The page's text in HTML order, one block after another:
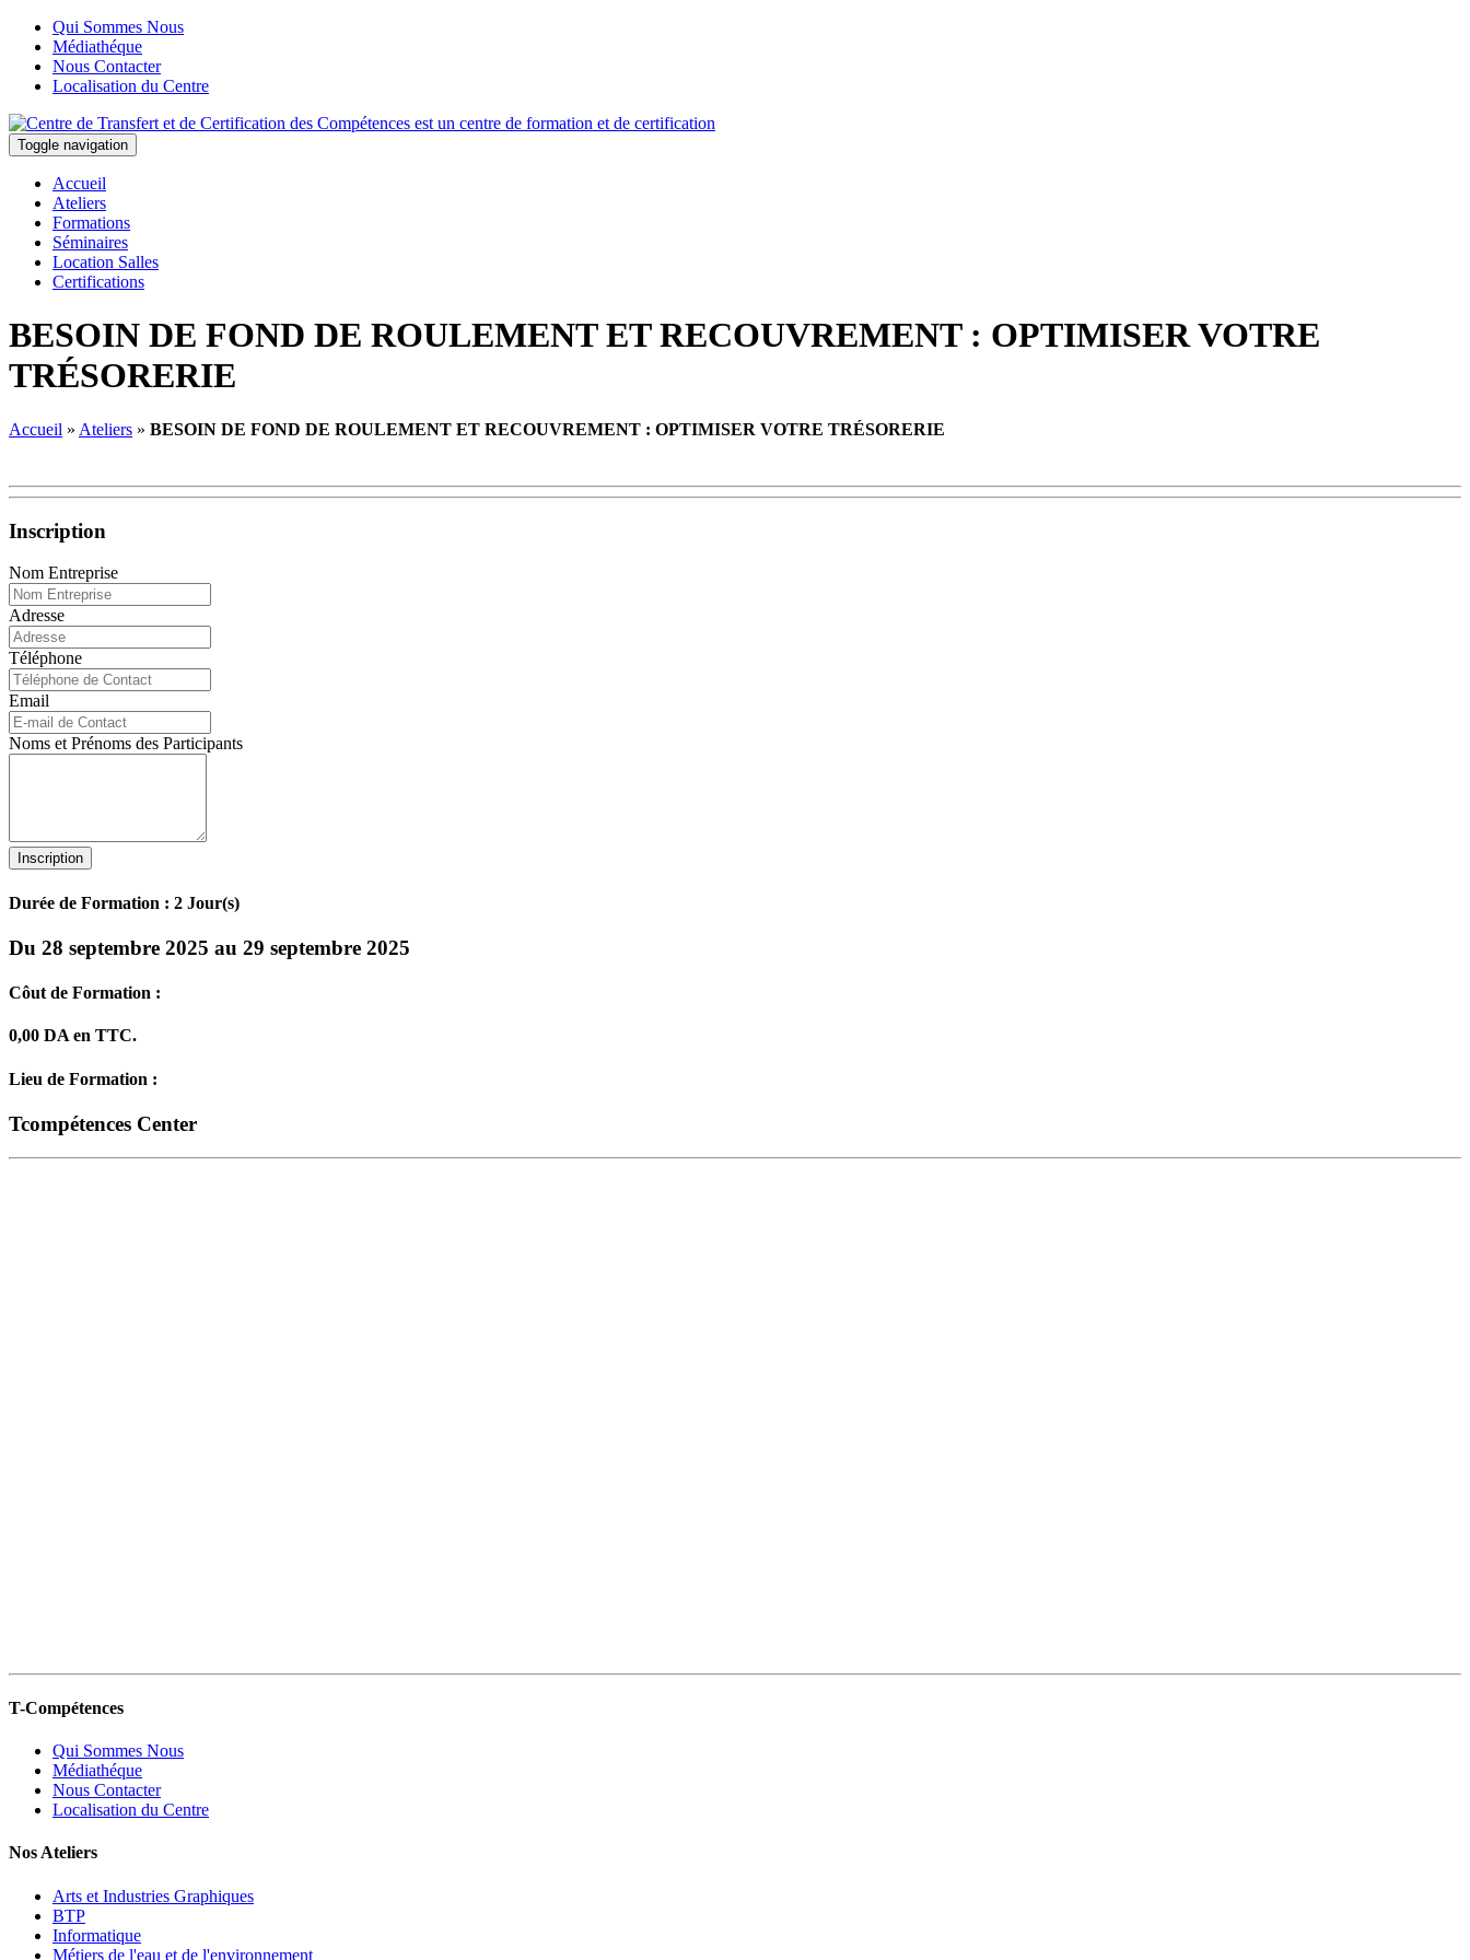
Qui Sommes Nous
Médiathéque
Nous Contacter
Localisation du Centre
Toggle navigation
Accueil
Ateliers
Formations
Séminaires
Location Salles
Certifications
BESOIN DE FOND DE ROULEMENT ET RECOUVREMENT : OPTIMISER VOTRE
TRÉSORERIE
Accueil » Ateliers » BESOIN DE FOND DE ROULEMENT ET RECOUVREMENT : OPTIMISER VOTRE TRÉSORERIE
Inscription
Nom Entreprise
Adresse
Téléphone
Email
Noms et Prénoms des Participants
Inscription
Durée de Formation : 2 Jour(s)
Du 28 septembre 2025 au 29 septembre 2025
Côut de Formation :
0,00 DA en TTC.
Lieu de Formation :
Tcompétences Center
T-Compétences
Qui Sommes Nous
Médiathéque
Nous Contacter
Localisation du Centre
Nos Ateliers
Arts et Industries Graphiques
BTP
Informatique
Métiers de l'eau et de l'environnement